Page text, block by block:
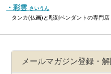
・彩雲 さいうん
タンカ(仏画)と彫刻ペンダントの専門店
メールマガジン登録・